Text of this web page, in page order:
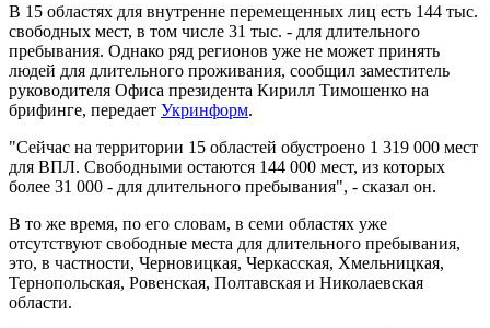
В 15 областях для внутренне перемещенных лиц есть 144 тыс.
свободных мест, в том числе 31 тыс. - для длительного
пребывания. Однако ряд регионов уже не может принять
людей для длительного проживания, сообщил заместитель
руководителя Офиса президента Кирилл Тимошенко на
брифинге, передает Укринформ.
"Сейчас на территории 15 областей обустроено 1 319 000 мест
для ВПЛ. Свободными остаются 144 000 мест, из которых
более 31 000 - для длительного пребывания", - сказал он.
В то же время, по его словам, в семи областях уже
отсутствуют свободные места для длительного пребывания,
это, в частности, Черновицкая, Черкасская, Хмельницкая,
Тернопольская, Ровенская, Полтавская и Николаевская
области.